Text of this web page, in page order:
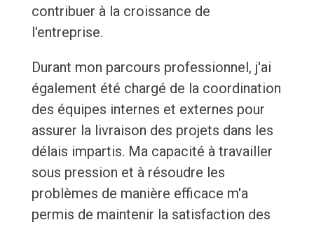
contribuer à la croissance de
l'entreprise.
Durant mon parcours professionnel, j'ai
également été chargé de la coordination
des équipes internes et externes pour
assurer la livraison des projets dans les
délais impartis. Ma capacité à travailler
sous pression et à résoudre les
problèmes de manière efficace m'a
permis de maintenir la satisfaction des